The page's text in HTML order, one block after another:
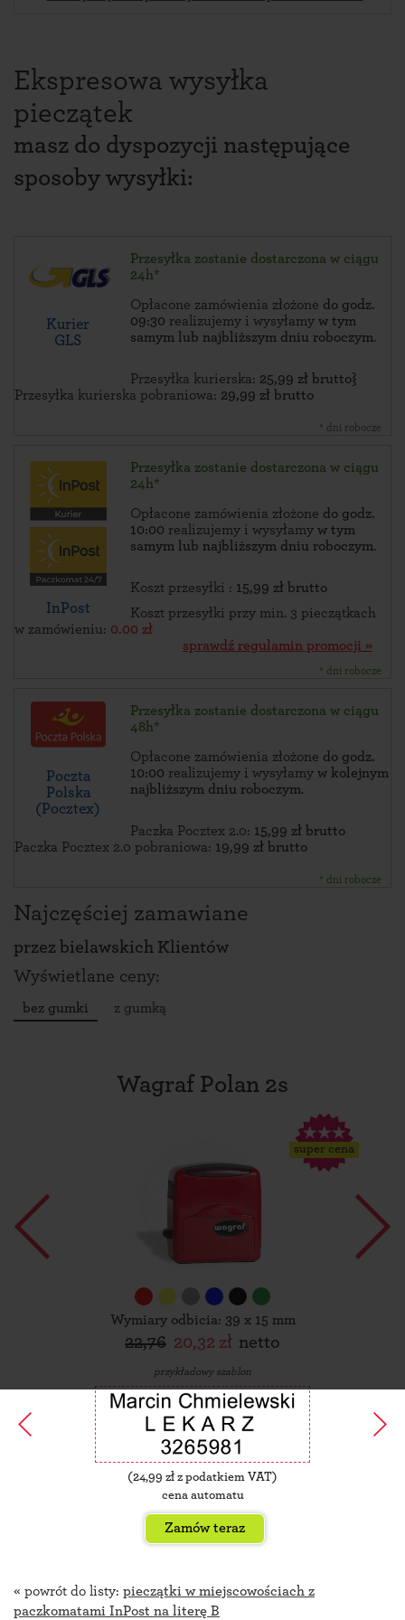
Ekspresowa wysyłka
pieczątek
masz do dyspozycji następujące
sposoby wysyłki:
Kurier
GLS
Przesyłka zostanie dostarczona w ciągu
24h*
Opłacone zamówienia złożone do godz.
09:30 realizujemy i wysyłamy w tym
samym lub najbliższym dniu roboczym.
Przesyłka kurierska: 25,99 zł brutto}
Przesyłka kurierska pobraniowa: 29,99 zł brutto
* dni robocze
InPost
Przesyłka zostanie dostarczona w ciągu
24h*
Opłacone zamówienia złożone do godz.
10:00 realizujemy i wysyłamy w tym
samym lub najbliższym dniu roboczym.
Koszt przesyłki : 15,99 zł brutto
Koszt przesyłki przy min. 3 pieczątkach
w zamówieniu: 0.00 zł
sprawdź regulamin promocji »
* dni robocze
Poczta
Polska
(Pocztex)
Przesyłka zostanie dostarczona w ciągu
48h*
Opłacone zamówienia złożone do godz.
10:00 realizujemy i wysyłamy w kolejnym
najbliższym dniu roboczym.
Paczka Pocztex 2.0: 15,99 zł brutto
Paczka Pocztex 2.0 pobraniowa: 19,99 zł brutto
* dni robocze
Najczęściej zamawiane
przez bielawskich Klientów
Wyświetlane ceny:
bez gumki z gumką
Wagraf Polan 2s
super cena
Wymiary odbicia: 39 x 15 mm
22,76 20,32 zł netto
przykładowy szablon
(24,99 zł z podatkiem VAT)
cena automatu
Zamów teraz
« powrót do listy: pieczątki w miejscowościach z
paczkomatami InPost na literę B